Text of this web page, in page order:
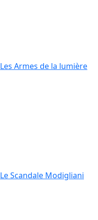
Les Armes de la lumière
Le Scandale Modigliani